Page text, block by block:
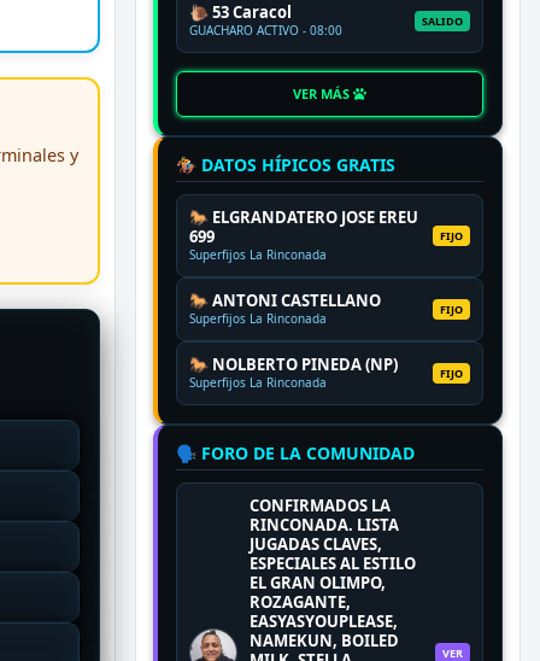
y
🐌 53 Caracol
GUACHARO ACTIVO - 08:00
SALIDO
VER MÁS
🏇 DATOS HÍPICOS GRATIS
🐎 ELGRANDATERO JOSE EREU
699
Superfijos La Rinconada
FIJO
🐎 ANTONI CASTELLANO
Superfijos La Rinconada
FIJO
🐎 NOLBERTO PINEDA (NP)
Superfijos La Rinconada
FIJO
🗣️ FORO DE LA COMUNIDAD
CONFIRMADOS LA
RINCONADA. LISTA
JUGADAS CLAVES,
ESPECIALES AL ESTILO
EL GRAN OLIMPO,
ROZAGANTE,
EASYASYOUPLEASE,
NAMEKUN, BOILED
VER